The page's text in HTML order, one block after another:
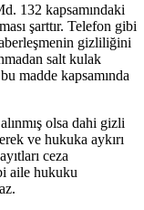
132 kapsamındaki
şarttır. Telefon gibi
gizliliğini
salt kulak
madde kapsamında
olsa dahi gizli
ve hukuka aykırı
ceza
aile hukuku